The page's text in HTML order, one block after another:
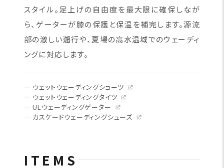
スタイル。足上げの自由度を最大限に確保しなが
ら、ゲーターが膝の保護と保温を補完します。源流
部の激しい遡行や、夏場の高水温域でのウェーディ
ングに対応します。
ウェットウェーディングショーツ
ウェットウェーディングタイツ
ULウェーディングゲーター
カスケードウェーディングシューズ
ITEMS